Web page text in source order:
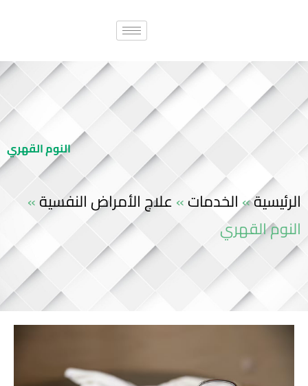
النوم القهري
الرئيسية»الخدمات»علاج الأمراض النفسية»
النوم القهري